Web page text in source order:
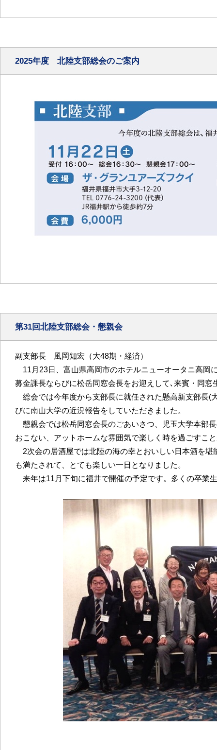
2025年度 北陸支部総会のご案内
第31回北陸支部総会・懇親会
副支部長 風岡知宏（大48期・経済）
11月23日、富山県高岡市のホテルニューオータニ高岡
募金課長ならびに松岳同窓会長をお迎えして､来賓・同
総会では今年度から支部長に就任された懸高新支部長(
びに南山大学の近況報告をしていただきました。
懇親会では松岳同窓会長のごあいさつ、児玉大学本部
おこない、アットホームな雰囲気で楽しく時を過ごすこ
2次会の居酒屋では北陸の海の幸とおいしい日本酒を
も満たされて、とても楽しい一日となりました。
来年は11月下旬に福井で開催の予定です。多くの卒業